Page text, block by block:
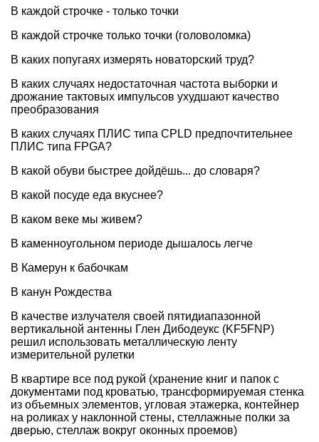
В каждой строчке - только точки
В каждой строчке только точки (головоломка)
В каких попугаях измерять новаторский труд?
В каких случаях недостаточная частота выборки и
дрожание тактовых импульсов ухудшают качество
преобразования
В каких случаях ПЛИС типа CPLD предпочтительнее
ПЛИС типа FPGA?
В какой обуви быстрее дойдёшь... до словаря?
В какой посуде еда вкуснее?
В каком веке мы живем?
В каменноугольном периоде дышалось легче
В Камерун к бабочкам
В канун Рождества
В качестве излучателя своей пятидиапазонной
вертикальной антенны Глен Дибодеукс (KF5FNP)
решил использовать металлическую ленту
измерительной рулетки
В квартире все под рукой (хранение книг и папок с
документами под кроватью, трансформируемая стенка
из объемных элементов, угловая этажерка, контейнер
на роликах у наклонной стены, стеллажные полки за
дверью, стеллаж вокруг оконных проемов)